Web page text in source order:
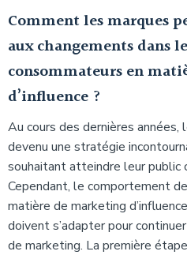
Comment les marques
aux changements dans
consommateurs en
d’influence ?
Au cours des dernières années,
devenu une stratégie
souhaitant atteindre leur public
Cependant, le comportement
matière de marketing
doivent s’adapter pour
de marketing. La première